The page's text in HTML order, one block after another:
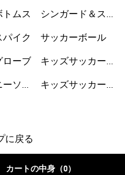
トムス
パイク
ローブ
ソッ
シンガード＆スト
サッカーボール
キッズサッカーウ
キッズサッカーシ
に戻る
カートの中身（0）